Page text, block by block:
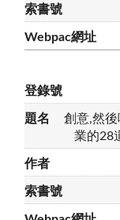
創意,然後
業的28